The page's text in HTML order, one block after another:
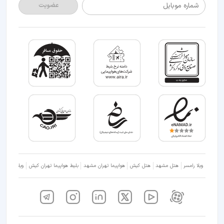
شماره موبایل عضویت
ویلا رامسر هتل مشهد هتل کیش هواپیما تهران مشهد بلیط هواپیما تهران کیش ویلا شمال